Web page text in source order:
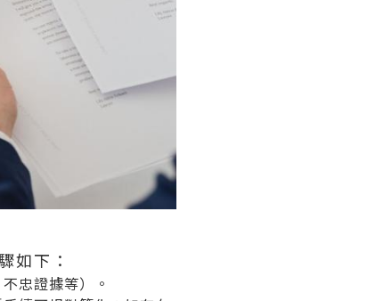
如下：
忠證據等）。